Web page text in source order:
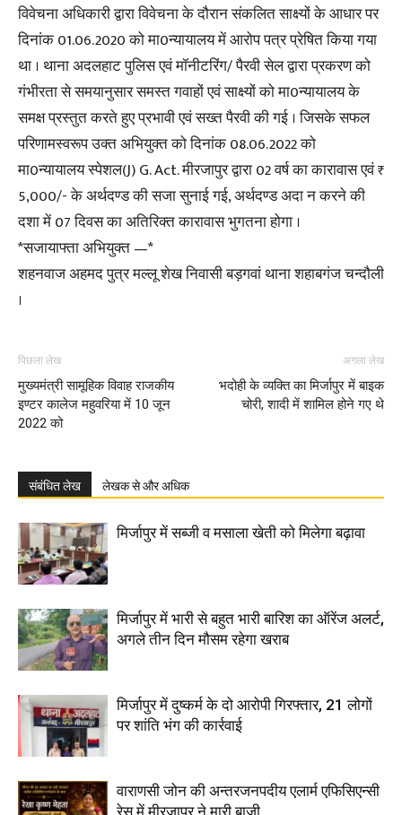
विवेचना अधिकारी द्वारा विवेचना के दौरान संकलित साक्ष्यों के आधार पर
दिनांक 01.06.2020 को मा0न्यायालय में आरोप पत्र प्रेषित किया गया
था । थाना अदलहाट पुलिस एवं मॉनीटरिंग/ पैरवी सेल द्वारा प्रकरण को
गंभीरता से समयानुसार समस्त गवाहों एवं साक्ष्यों को मा0न्यायालय के
समक्ष प्रस्तुत करते हुए प्रभावी एवं सख्त पैरवी की गई । जिसके सफल
परिणामस्वरूप उक्त अभियुक्त को दिनांक 08.06.2022 को
मा0न्यायालय स्पेशल(J) G. Act. मीरजापुर द्वारा 02 वर्ष का कारावास एवं ₹
5,000/- के अर्थदण्ड की सजा सुनाई गई, अर्थदण्ड अदा न करने की
दशा में 07 दिवस का अतिरिक्त कारावास भुगतना होगा ।
*सजायाफ्ता अभियुक्त —*
शहनवाज अहमद पुत्र मल्लू शेख निवासी बड़गवां थाना शहाबगंज चन्दौली
।
पिछला लेख
मुख्यमंत्री सामूहिक विवाह राजकीय
इण्टर कालेज महुवरिया में 10 जून
2022 को
अगला लेख
भदोही के व्यक्ति का मिर्जापुर में बाइक
चोरी, शादी में शामिल होने गए थे
संबंधित लेख लेखक से और अधिक
मिर्जापुर में सब्जी व मसाला खेती को मिलेगा बढ़ावा
मिर्जापुर में भारी से बहुत भारी बारिश का ऑरेंज अलर्ट,
अगले तीन दिन मौसम रहेगा खराब
मिर्जापुर में दुष्कर्म के दो आरोपी गिरफ्तार, 21 लोगों
पर शांति भंग की कार्रवाई
वाराणसी जोन की अन्तरजनपदीय एलार्म एफिसिएन्सी
रेस में मीरजापुर ने मारी बाजी